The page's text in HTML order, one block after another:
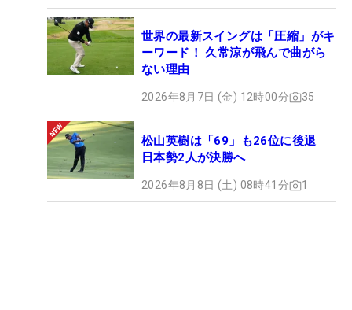
世界の最新スイングは「圧縮」がキ
ーワード！ 久常涼が飛んで曲がら
ない理由
2026年8月7日 (金) 12時00分 35
松山英樹は「69」も26位に後退
日本勢2人が決勝へ
2026年8月8日 (土) 08時41分 1